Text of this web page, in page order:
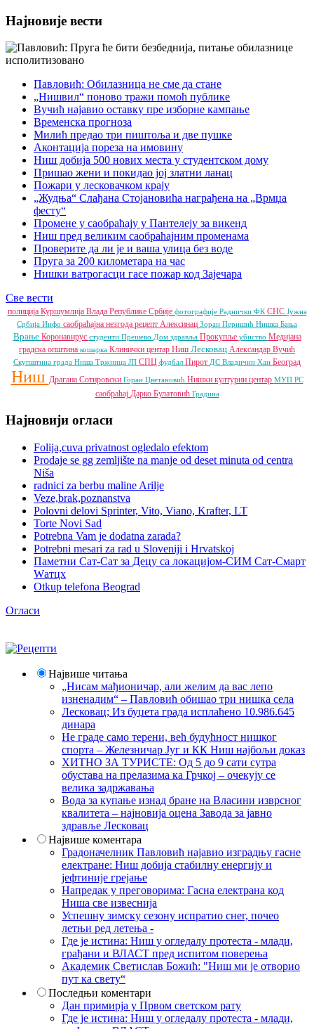
Најновије вести
Павловић: Обилазница не сме да стане
„Нишвил“ поново тражи помоћ публике
Вучић најавио оставку пре изборне кампање
Временска прогноза
Милић предао три пиштоља и две пушке
Аконтација пореза на имовину
Ниш добија 500 нових места у студентском дому
Пришао жени и покидао јој златни ланац
Пожари у лесковачком крају
„Жудња“ Слађана Стојановића награђена на „Врмџа
фесту“
Промене у саобраћају у Пантелеју за викенд
Ниш пред великим саобраћајним променама
Проверите да ли је и ваша улица без воде
Пруга за 200 километара на час
Нишки ватрогасци гасе пожар код Зајечара
Све вести
полиција Куршумлија Влада Републике Србије фотографије Раднички ФК СНС Јужна
Србија Инфо саобраћајна незгода рецепт Алексинац Зоран Перишић Нишка Бања
Врање Коронавирус студенти Прешево Дом здравља Прокупље убиство Медијана
градска општина кошарка Клинички центар Ниш Лесковац Александар Вучић
Скупштина града Ниша Тржница ЈП СПЦ фудбал Пирот ДС Владичин Хан Београд
Ниш Драгана Сотировски Горан Цветановић Нишки културни центар МУП РС
саобраћај Дарко Булатовић Градина
Најновији огласи
Folija,cuva privatnost ogledalo efektom
Prodaje se gg zemljište na manje od deset minuta od centra
Niša
radnici za berbu maline Arilje
Veze,brak,poznanstva
Polovni delovi Sprinter, Vito, Viano, Krafter, LT
Torte Novi Sad
Potrebna Vam je dodatna zarada?
Potrebni mesari za rad u Sloveniji i Hrvatskoj
Паметни Сат-Сат за Децу са локацијом-СИМ Сат-Смарт
Wатцх
Otkup telefona Beograd
Огласи
Највише читања
„Нисам мађионичар, али желим да вас лепо
изненадим“ – Павловић обишао три нишка села
Лесковац; Из буџета града исплаћено 10.986.645
динара
Не граде само терени, већ будућност нишког
спорта – Железничар Југ и КК Ниш најбољи доказ
ХИТНО ЗА ТУРИСТЕ: Од 5 до 9 сати сутра
обустава на прелазима ка Грчкој – очекују се
велика задржавања
Вода за купање изнад бране на Власини изврсног
квалитета – најновија оцена Завода за јавно
здравље Лесковац
Највише коментара
Градоначелник Павловић најавио изградњу гасне
електране: Ниш добија стабилну енергију и
јефтиније грејање
Напредак у преговорима: Гасна електрана код
Ниша све извеснија
Успешну зимску сезону испратио снег, почео
летњи ред летења -
Где је истина: Ниш у огледалу протеста - млади,
грађани и ВЛАСТ пред испитом поверења
Академик Светислав Божић: "Ниш ми је отворио
пут ка свету“
Последњи коментари
Дан примирја у Првом светском рату
Где је истина: Ниш у огледалу протеста - млади,